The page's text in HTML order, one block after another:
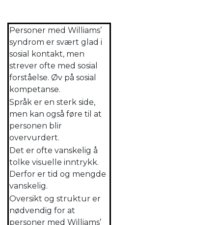
Personer med Williams’
syndrom er svært glad i
sosial kontakt, men
strever ofte med sosial
forståelse. Øv på sosial
kompetanse.
Språk er en sterk side,
men kan også føre til at
personen blir
overvurdert.
Det er ofte vanskelig å
tolke visuelle inntrykk.
Derfor er tid og mengde
vanskelig.
Oversikt og struktur er
nødvendig for at
personer med Williams’